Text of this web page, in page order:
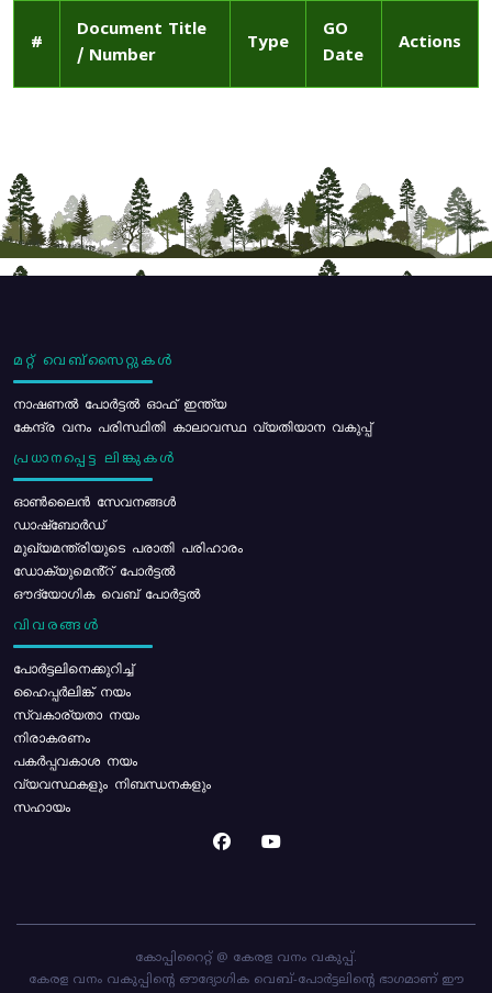
#
Document Title
/ Number
Type
GO
Date
Actions
മറ്റ് വെബ്സൈറ്റുകൾ
നാഷണൽ പോർട്ടൽ ഓഫ് ഇന്ത്യ
കേന്ദ്ര വനം പരിസ്ഥിതി കാലാവസ്ഥ വ്യതിയാന വകുപ്പ്
പ്രധാനപ്പെട്ട ലിങ്കുകൾ
ഓൺലൈൻ സേവനങ്ങൾ
ഡാഷ്ബോർഡ്
മുഖ്യമന്ത്രിയുടെ പരാതി പരിഹാരം
ഡോക്യുമെൻ്റ് പോർട്ടൽ
ഔദ്യോഗിക വെബ് പോർട്ടൽ
വിവരങ്ങൾ
പോര്‍ട്ടലിനെക്കുറിച്ച്
ഹൈപ്പർലിങ്ക് നയം
സ്വകാര്യതാ നയം
നിരാകരണം
പകർപ്പവകാശ നയം
വ്യവസ്ഥകളും നിബന്ധനകളും
സഹായം
കോപ്പിറൈറ്റ് @ കേരള വനം വകുപ്പ്.
കേരള വനം വകുപ്പിന്റെ ഔദ്യോഗിക വെബ്-പോർട്ടലിന്റെ ഭാഗമാണ് ഈ